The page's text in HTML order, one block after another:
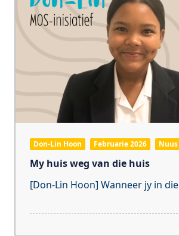
Don-Lin Hoon Februarie 2026 Nuus
My huis weg van die huis
[Don-Lin Hoon] Wanneer jy in die